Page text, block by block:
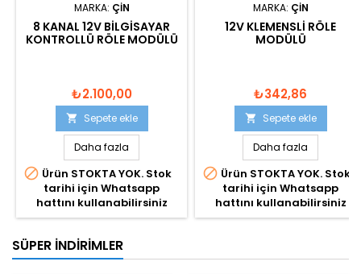
MARKA: ÇIN
8 KANAL 12V BİLGISAYAR
KONTROLLÜ RÖLE MODÜLÜ
₺2.100,00
 Sepete ekle
Daha fazla
 Ürün STOKTA YOK. Stok
tarihi için Whatsapp
hattını kullanabilirsiniz
MARKA: ÇIN
12V KLEMENSLI RÖLE
MODÜLÜ
₺342,86
 Sepete ekle
Daha fazla
 Ürün STOKTA YOK. Stok
tarihi için Whatsapp
hattını kullanabilirsiniz
SÜPER İNDIRIMLER